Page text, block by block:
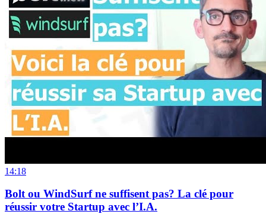
14:18
Bolt ou WindSurf ne suffisent pas? La clé pour
réussir votre Startup avec l’I.A.